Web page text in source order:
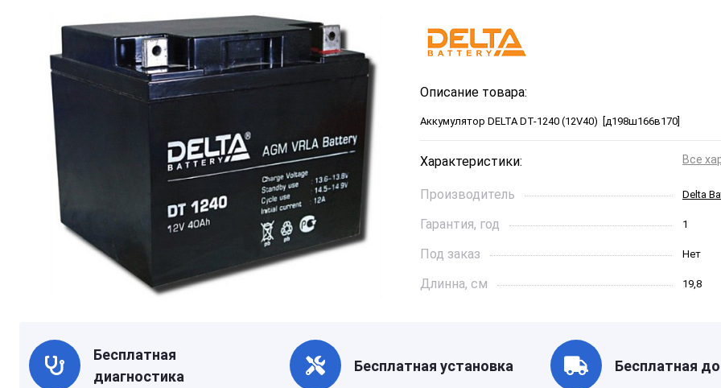
Описание товара:
Аккумулятор DELTA DT-1240 (12V40)
Характеристики: Все
Производитель Delta
Гарантия, год 1
Под заказ Нет
Длинна, см 19,8
Производитель КИТАЙ
Бесплатная
диагностика
Бесплатная установка Бесплатная